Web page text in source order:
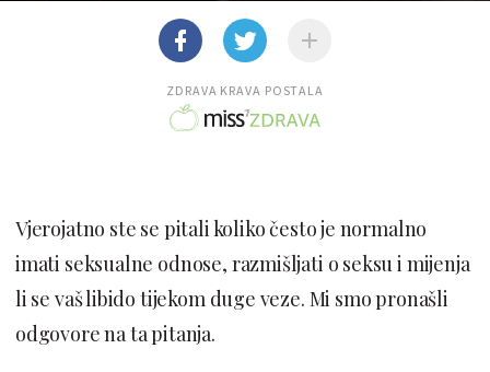
ZDRAVA KRAVA POSTALA
Vjerojatno ste se pitali koliko često je normalno
imati seksualne odnose, razmišljati o seksu i mijenja
li se vaš libido tijekom duge veze. Mi smo pronašli
odgovore na ta pitanja.